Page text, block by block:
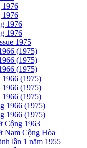
1976
1976
1976
1976
1975
(1975)
(1975)
(1975)
1966 (1975)
1966 (1975)
1966 (1975)
1966 (1975)
1966 (1975)
Cộng 1963
Nam Cộng Hòa
lần 1 năm 1955